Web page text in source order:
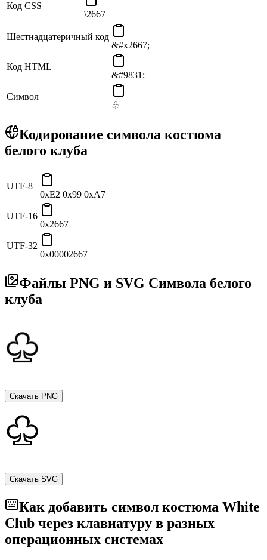
Код CSS
\2667
Шестнадцатеричный код
&#x2667;
Код HTML
&#9831;
Символ
♧
Кодирование символа костюма
белого клуба
UTF-8
0xE2 0x99 0xA7
UTF-16
0x2667
UTF-32
0x00002667
Файлы PNG и SVG Символа белого
клуба
Скачать PNG
Скачать SVG
Как добавить символ костюма White
Club через клавиатуру в разных
операционных системах